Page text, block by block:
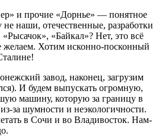
и прочие «Дорнье» — понятное
наши, отечественные, разработки
«Байкал»? Нет, это всё
желаем. Хотим исконно-посконный
завод, наконец, загрузим
И будем выпускать огромную,
машину, которую за границу в
за шумности и неэкологичности.
в Сочи и во Владивосток. Нам-